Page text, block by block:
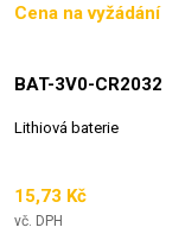
Cena
Cena na vyžádání
BAT-3V0-CR2032
Lithiová baterie
Cena
15,73 Kč
vč. DPH